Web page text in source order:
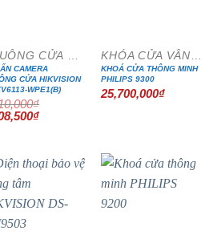
CAMERA
CỬA HIKVISION
WPE1(B)
₫
₫Giá
3,408,500₫.
KHOÁ CỬA THÔNG MINH
PHILIPS 9300
25,700,000₫